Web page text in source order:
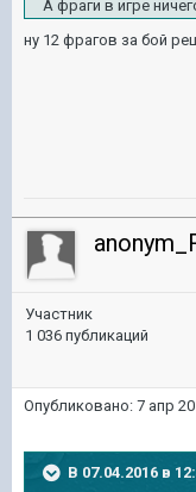
А фраги в игре
ну 12 фрагов за бой
Участник
1 036 публикаций
Опубликовано: 7 апр
В 07.04.2016 в